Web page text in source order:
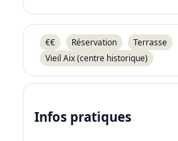
€€ Réservation
Terrasse
Vieil Aix (centre historique)
Infos pratiques